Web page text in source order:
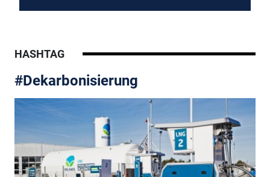
HASHTAG
#Dekarbonisierung